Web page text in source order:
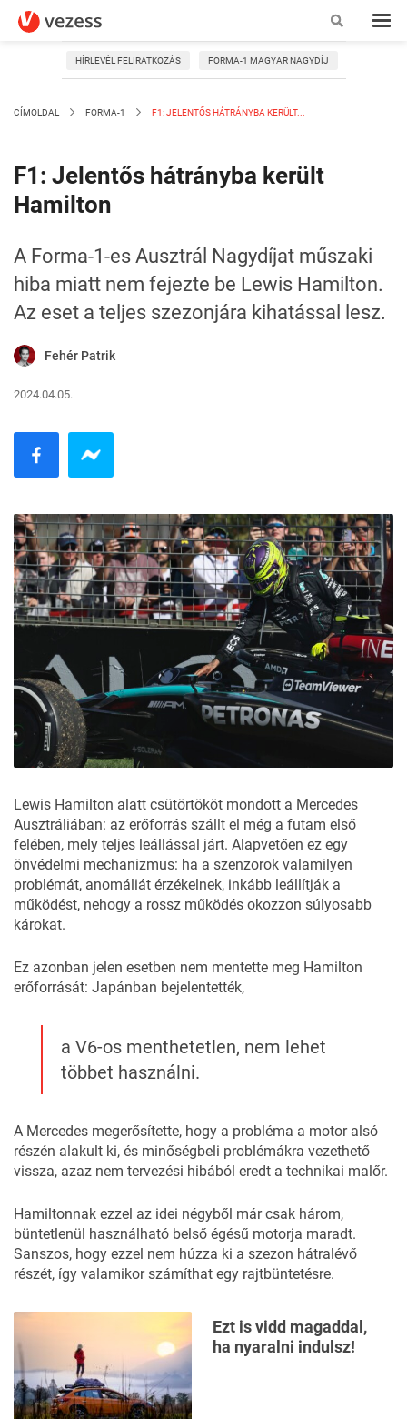
HÍRLEVÉL FELIRATKOZÁS FORMA-1 MAGYAR NAGYDÍJ
CÍMOLDAL FORMA-1 F1: JELENTŐS HÁTRÁNYBA KERÜLT...
F1: Jelentős hátrányba került
Hamilton
A Forma-1-es Ausztrál Nagydíjat műszaki
hiba miatt nem fejezte be Lewis Hamilton.
Az eset a teljes szezonjára kihatással lesz.
Fehér Patrik
2024.04.05.
Lewis Hamilton alatt csütörtököt mondott a Mercedes
Ausztráliában: az erőforrás szállt el még a futam első
felében, mely teljes leállással járt. Alapvetően ez egy
önvédelmi mechanizmus: ha a szenzorok valamilyen
problémát, anomáliát érzékelnek, inkább leállítják a
működést, nehogy a rossz működés okozzon súlyosabb
károkat.
Ez azonban jelen esetben nem mentette meg Hamilton
erőforrását: Japánban bejelentették,
a V6-os menthetetlen, nem lehet
többet használni.
A Mercedes megerősítette, hogy a probléma a motor alsó
részén alakult ki, és minőségbeli problémákra vezethető
vissza, azaz nem tervezési hibából eredt a technikai malőr.
Hamiltonnak ezzel az idei négyből már csak három,
büntetlenül használható belső égésű motorja maradt.
Sanszos, hogy ezzel nem húzza ki a szezon hátralévő
részét, így valamikor számíthat egy rajtbüntetésre.
Ezt is vidd magaddal,
ha nyaralni indulsz!